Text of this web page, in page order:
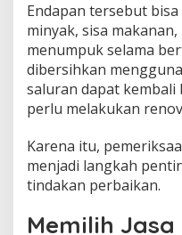
Endapan tersebut
minyak, sisa
menumpuk selama
dibersihkan
saluran dapat
perlu melakukan
Karena itu,
menjadi langkah
tindakan perbaikan.
Memilih Jasa